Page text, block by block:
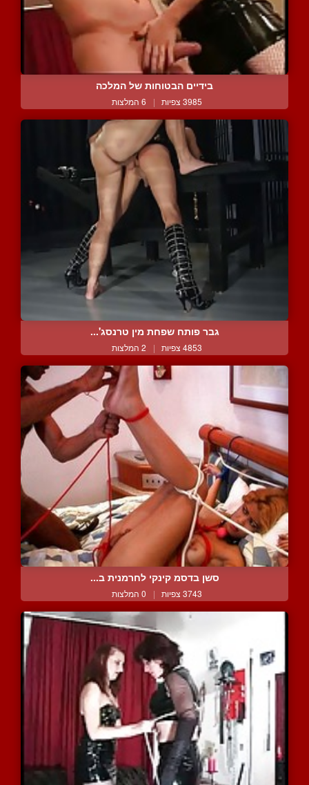
בידיים הבטוחות של המלכה
3985 צפיות | 6 המלצות
גבר פותח שפחת מין טרנסג'...
4853 צפיות | 2 המלצות
סשן בדסמ קינקי לחרמנית ב...
3743 צפיות | 0 המלצות